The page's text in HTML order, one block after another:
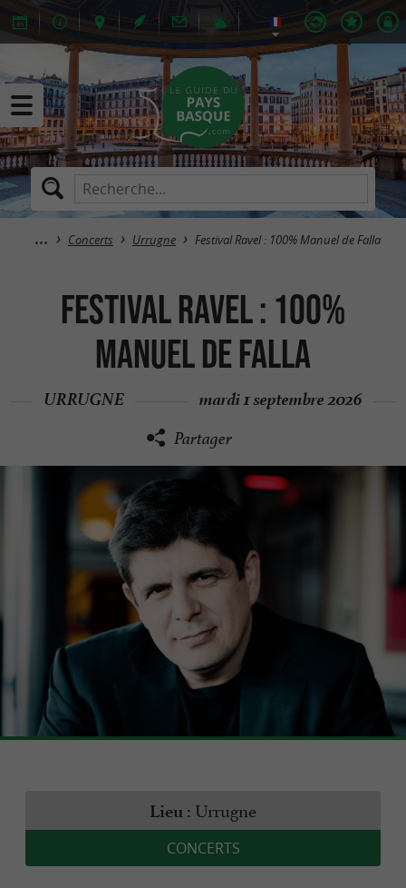
Concerts Urrugne Festival Ravel : 100% Manuel de Falla
Festival Ravel : 100%
Manuel de Falla
URRUGNE mardi 1 septembre 2026
Partager
Lieu : Urrugne
CONCERTS